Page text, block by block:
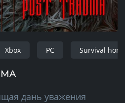
Xbox PC Survival
дань уважения